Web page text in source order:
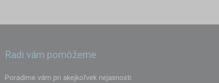
Radi vám pomôžeme
Poradíme vám pri akejkoľvek nejasnosti: